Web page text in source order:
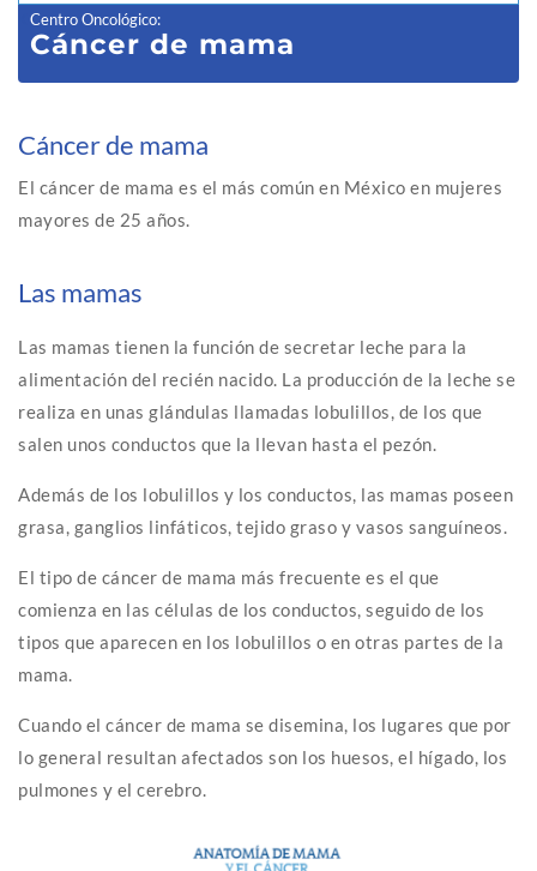
Centro Oncológico:
Cáncer de mama
Cáncer de mama
El cáncer de mama es el más común en México en mujeres
mayores de 25 años.
Las mamas
Las mamas tienen la función de secretar leche para la
alimentación del recién nacido. La producción de la leche se
realiza en unas glándulas llamadas lobulillos, de los que
salen unos conductos que la llevan hasta el pezón.
Además de los lobulillos y los conductos, las mamas poseen
grasa, ganglios linfáticos, tejido graso y vasos sanguíneos.
El tipo de cáncer de mama más frecuente es el que
comienza en las células de los conductos, seguido de los
tipos que aparecen en los lobulillos o en otras partes de la
mama.
Cuando el cáncer de mama se disemina, los lugares que por
lo general resultan afectados son los huesos, el hígado, los
pulmones y el cerebro.